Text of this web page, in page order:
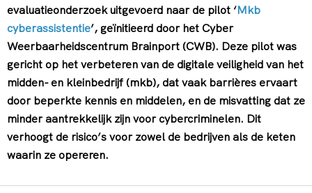
evaluatieonderzoek uitgevoerd naar de pilot ‘Mkb
cyberassistentie’, geïnitieerd door het Cyber
Weerbaarheidscentrum Brainport (CWB). Deze pilot was
gericht op het verbeteren van de digitale veiligheid van het
midden- en kleinbedrijf (mkb), dat vaak barrières ervaart
door beperkte kennis en middelen, en de misvatting dat ze
minder aantrekkelijk zijn voor cybercriminelen. Dit
verhoogt de risico’s voor zowel de bedrijven als de keten
waarin ze opereren.